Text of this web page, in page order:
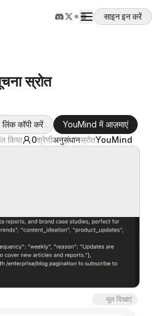
साइन इन करें
स्रोत
लिंक कॉपी करें
YouMind में आज़माएं
किया 0श्रेणीअनुसंधानस्रोतYouMind
मूल दिखाएं